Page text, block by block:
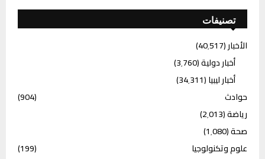
تصنيفات
الأخبار(40٬517)
أخبار دولية(3٬760)
أخبار ليبيا(34٬311)
حوادث
(904)
رياضة(2٬013)
صحة(1٬080)
علوم وتكنولوجيا
(199)